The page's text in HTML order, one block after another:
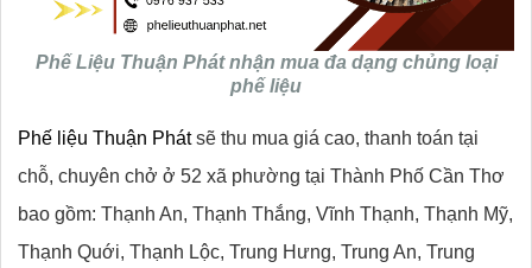
Phế Liệu Thuận Phát nhận mua đa dạng chủng loại
phế liệu
Phế liệu Thuận Phátsẽ thu mua giá cao, thanh toán tại
chỗ, chuyên chở ở 52 xã phường tại Thành Phố Cần Thơ
bao gồm: Thạnh An, Thạnh Thắng, Vĩnh Thạnh, Thạnh Mỹ,
Thạnh Quới, Thạnh Lộc, Trung Hưng, Trung An, Trung